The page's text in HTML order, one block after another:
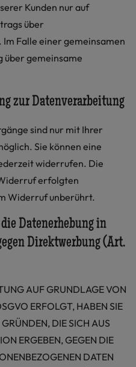
Kunden nur auf
über
Falle einer gemeinsamen
über gemeinsame
zur Datenverarbeitung
sind nur mit Ihrer
Sie können eine
widerrufen. Die
erfolgten
Widerruf unberührt.
Datenerhebung in
Direktwerbung (Art.
AUF GRUNDLAGE VON
ERFOLGT, HABEN SIE
DIE SICH AUS
ERGEBEN, GEGEN DIE
DATEN